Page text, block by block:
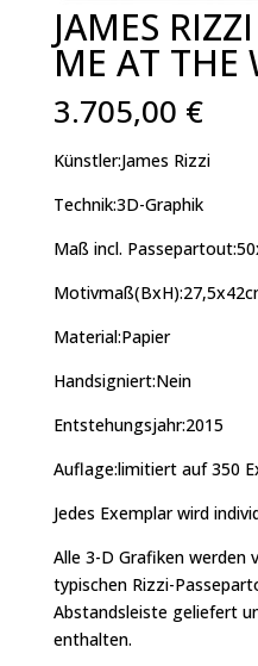
JAMES
ME AT THE
3.705,00 €
Künstler:James Rizzi
Technik:3D-Graphik
Maß incl.
Material:Papier
Handsigniert:Nein
Entstehungsjahr:2015
Auflage:limitiert auf 350
Jedes Exemplar wird
Alle 3-D Grafiken werden
typischen Rizzi-
Abstandsleiste geliefert
enthalten.